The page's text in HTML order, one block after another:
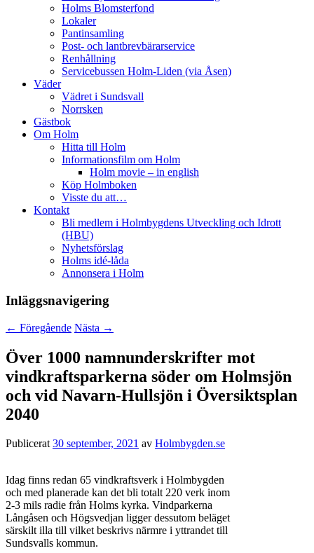
Holms Blomsterfond
Lokaler
Pantinsamling
Post- och lantbrevbärarservice
Renhållning
Servicebussen Holm-Liden (via Åsen)
Väder
Vädret i Sundsvall
Norrsken
Gästbok
Om Holm
Hitta till Holm
Informationsfilm om Holm
Holm movie – in english
Köp Holmboken
Visste du att…
Kontakt
Bli medlem i Holmbygdens Utveckling och Idrott
(HBU)
Nyhetsförslag
Holms idé-låda
Annonsera i Holm
Inläggsnavigering
← Föregående Nästa →
Över 1000 namnunderskrifter mot
vindkraftsparkerna söder om Holmsjön
och vid Navarn-Hullsjön i Översiktsplan
2040
Publicerat30 september, 2021 av Holmbygden.se
Idag finns redan 65 vindkraftsverk i Holmbygden
och med planerade kan det bli totalt 220 verk inom
2-3 mils radie från Holms kyrka. Vindparkerna
Långåsen och Högsvedjan ligger dessutom beläget
särskilt illa till vilket beskrivs närmre i yttrandet till
Sundsvalls kommun.